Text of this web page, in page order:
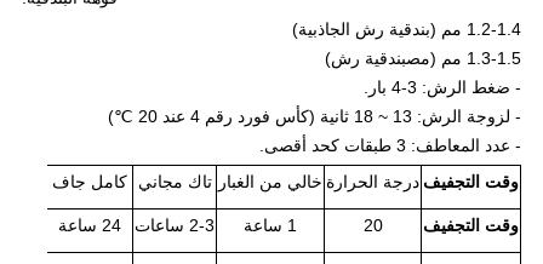
1.2-1.4 مم (بندقية رش الجاذبية)
1.3-1.5 مم (
مصبندقية رش)
- ضغط الرش: 3-4 بار.
- لزوجة الرش: 13 ~ 18 ثانية (كأس فورد رقم 4 عند 20 ℃)
- عدد المعاطف: 3 طبقات كحد أقصى.
وقت التجفيف درجة الحرارة خالي من الغبار تاك مجاني كامل جاف
وقت التجفيف 20 1 ساعة 2-3 ساعات 24 ساعة